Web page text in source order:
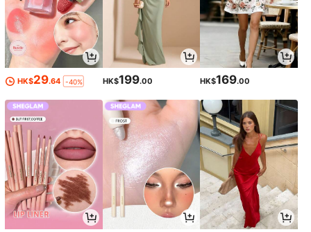
HK$29.64 -40% HK$199.00 HK$169.00